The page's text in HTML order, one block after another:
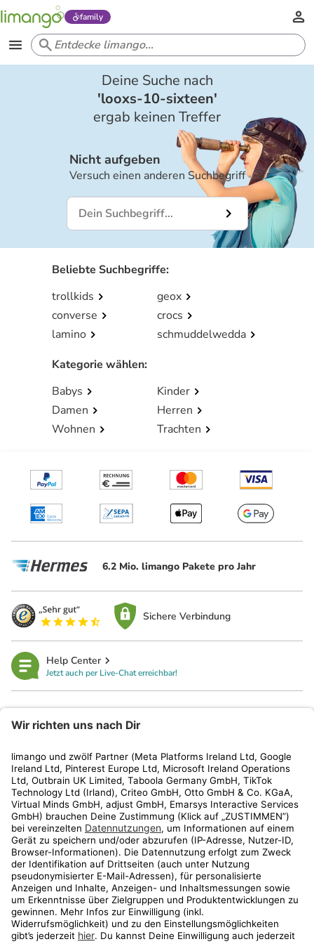
family
Deine Suche nach
'looxs-10-sixteen'
ergab keinen Treffer
Nicht aufgeben
Versuch einen anderen Suchbegriff
Beliebte Suchbegriffe:
trollkids
geox
converse
crocs
lamino
schmuddelwedda
Kategorie wählen:
Babys
Kinder
Damen
Herren
Wohnen
Trachten
6.2 Mio. limango Pakete pro Jahr
Sichere Verbindung
Help Center
Jetzt auch per Live-Chat erreichbar!
Kundenservice
Shop
Aktionen
Travel